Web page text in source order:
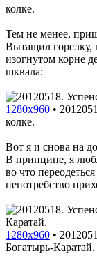
колке.
Тем не менее,
Вытащил горелку,
изогнутом корне
шквала:
1280x960 •
колке.
Вот я и снова на
В принципе, я
во что
непотребство
1280x960 •
Богатырь-Каратай.